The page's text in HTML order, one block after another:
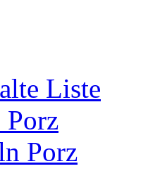
Liste
Porz
Porz